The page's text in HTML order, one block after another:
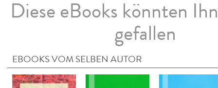
Diese eBooks könnten
gefallen
EBOOKS VOM SELBEN AUTOR